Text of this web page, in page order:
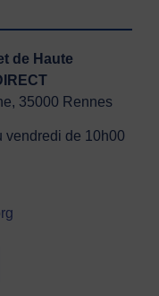
de Haute
35000 Rennes
vendredi de 10h00